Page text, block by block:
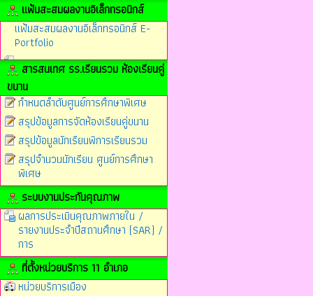
แฟ้มสะสมผลงานอิเล็กทรอนิกส์
แฟ้มสะสมผลงานอิเล็กทรอนิกส์ E-
Portfolio
สารสนเทศ รร.เรียนรวม ห้องเรียนคู่
ขนาน
กำหนดลำดับศูนย์การศึกษาพิเศษ
สรุปข้อมูลการจัดห้องเรียนคู่ขนาน
สรุปข้อมูลนักเรียนพิการเรียนรวม
สรุปจำนวนนักเรียน ศูนย์การศึกษา
พิเศษ
ระบบงานประกันคุณภาพ
ผลการประเมินคุณภาพภายใน /
รายงานประจำปีสถานศึกษา (SAR) /
การ
ที่ตั้งหน่วยบริการ 11 อำเภอ
หน่วยบริการเมือง